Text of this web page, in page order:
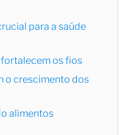
para a saúde
os fios
o crescimento dos
alimentos